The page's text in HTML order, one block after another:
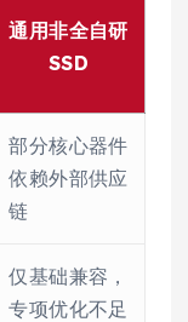
通用非全自研
SSD
部分核心器件
依赖外部供应
链
仅基础兼容，
专项优化不足